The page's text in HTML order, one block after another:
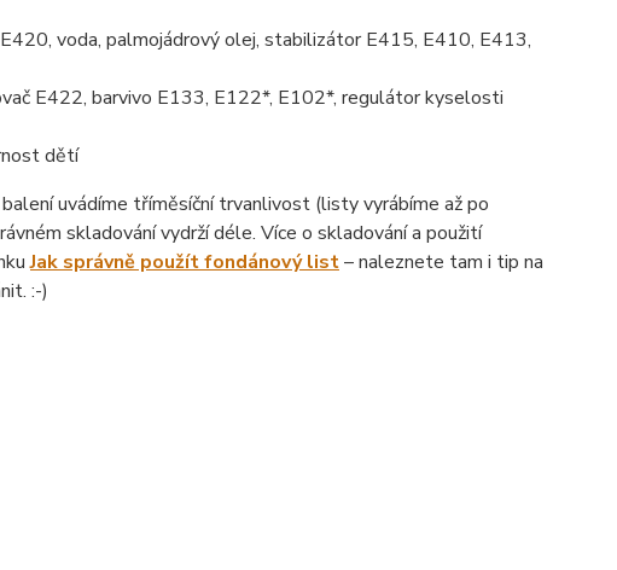
voda, palmojádrový olej, stabilizátor E415, E410, E413,
E422, barvivo E133, E122*, E102*, regulátor kyselosti
dětí
uvádíme tříměsíční trvanlivost (listy vyrábíme až po
skladování vydrží déle. Více o skladování a použití
Jak správně použít fondánový list– naleznete tam i tip na
:-)